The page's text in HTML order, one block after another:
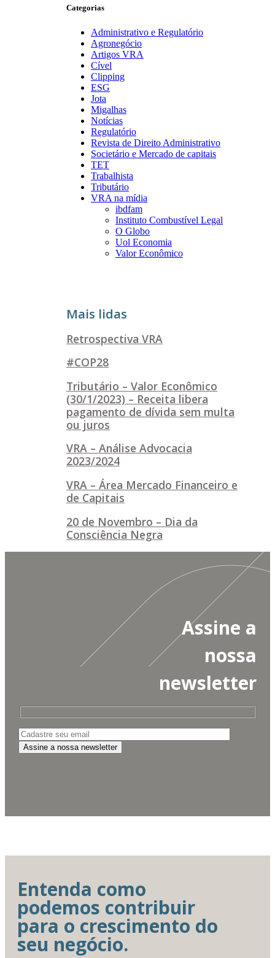
Categorias
Administrativo e Regulatório
Agronegócio
Artigos VRA
Cível
Clipping
ESG
Jota
Migalhas
Notícias
Regulatório
Revista de Direito Administrativo
Societário e Mercado de capitais
TET
Trabalhista
Tributário
VRA na mídia
ibdfam
Instituto Combustível Legal
O Globo
Uol Economia
Valor Econômico
Mais lidas
Retrospectiva VRA
#COP28
Tributário – Valor Econômico
(30/1/2023) – Receita libera
pagamento de dívida sem multa
ou juros
VRA – Análise Advocacia
2023/2024
VRA – Área Mercado Financeiro e
de Capitais
20 de Novembro – Dia da
Consciência Negra
Assine a
nossa
newsletter
Entenda como
podemos contribuir
para o crescimento do
seu negócio.